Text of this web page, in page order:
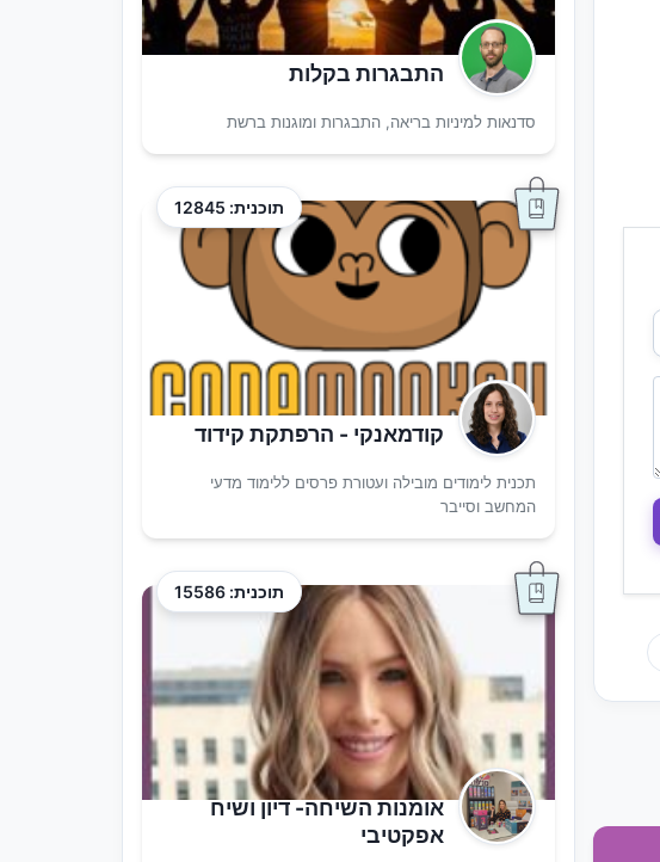
התבגרות בקלות
סדנאות למיניות בריאה, התבגרות ומוגנות ברשת
תוכנית: 12845
קודמאנקי - הרפתקת קידוד
תכנית לימודים מובילה ועטורת פרסים ללימוד מדעי
המחשב וסייבר
תוכנית: 15586
אומנות השיחה- דיון ושיח
אפקטיבי